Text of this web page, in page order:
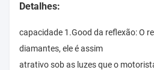
Detalhes:
capacidade 1.Good da reflexão: O
diamantes, ele é assim
atrativo sob as luzes que o